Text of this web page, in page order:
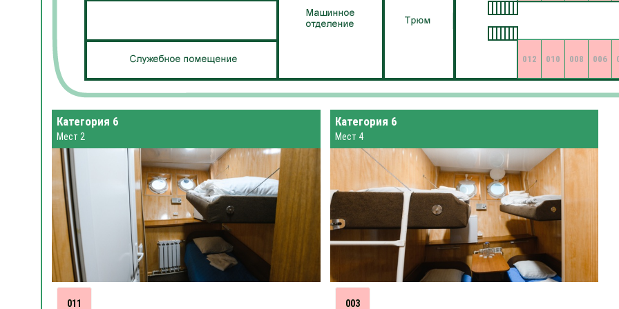
006
008
010
012
Категория 6
Мест 2
011
Категория 6
Мест 4
003